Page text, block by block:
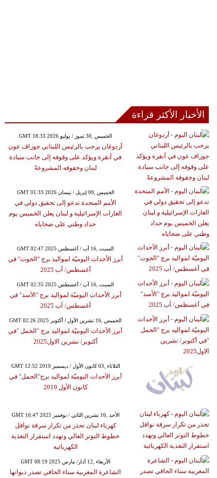
الأخبار الأكثر قراءة
GMT 18:33 2026 الخميس ,30 تموز / يوليو
أردوغان يرحب بالرئيس اللبناني جوزاف عون
في أنقرة ويؤكد على وقوفه إلى جانب سيادة
لبنان وحقوقه المشروعةً
GMT 01:33 2026 الخميس ,09 إبريل / نيسان
الأمم المتحدة تدعو إلى تحقيق دولي في
الغارات الإسرائيلية و لبنان يعلن الخميس يوم
حداد وطني على ضحاياه
GMT 02:47 2025 السبت ,16 آب / أغسطس
أبرز الأحداث اليوميّة لمواليد برج "الحوت" في
أغسطس/ آب 2025
GMT 02:35 2025 السبت ,16 آب / أغسطس
أبرز الأحداث اليوميّة لمواليد برج "الأسد" في
أغسطس/ آب 2025
GMT 02:26 2025 الخميس ,16 تشرين الأول / أكتوبر
أبرز الأحداث اليوميّة لمواليد برج "الحمل "في
أكتوبر/ تشرين الاول2025
GMT 12:52 2019 الثلاثاء ,03 كانون الأول / ديسمبر
أبرز الأحداث اليوميّة لمواليد برج"الحمل" في
كانون الأول 2019
GMT 16:47 2025 الأحد ,16 تشرين الثاني / نوفمبر
كهرباء لبنان تحذر من تكرار سرقة نواقل
خطوط التوتر العالي وتهدد استقرار التغذية
الكهربائية
GMT 08:19 2025 الأربعاء ,12 آذار/ مارس
الشاعرة المغربية سناء الحافي تصدر ديوانها